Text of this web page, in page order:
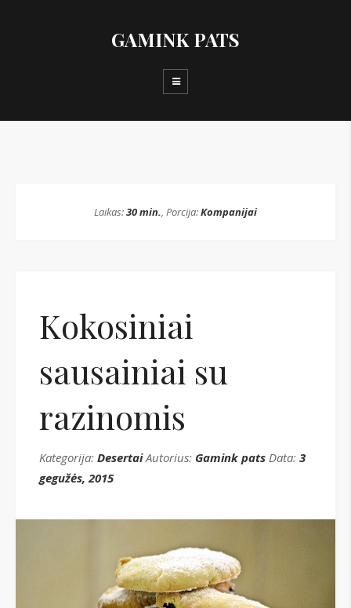
GAMINK PATS
Laikas:30 min., Porcija:Kompanijai
Kokosiniai
sausainiai su
razinomis
Kategorija: DesertaiAutorius: Gamink pats Data: 3
gegužės, 2015